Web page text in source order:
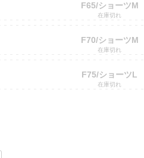
F65/ショーツM
在庫切れ
F70/ショーツM
在庫切れ
F75/ショーツL
在庫切れ